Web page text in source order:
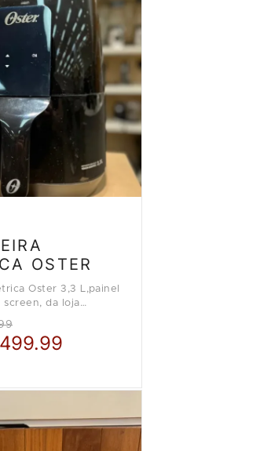
OSTER
Oster 3,3 L,painel
da loja